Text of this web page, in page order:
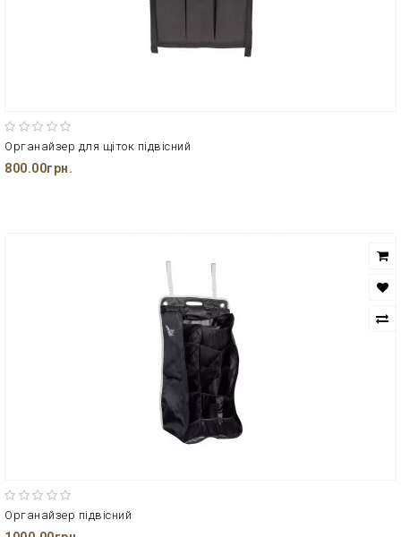
Органайзер для щіток підвісний
800.00грн.
Органайзер підвісний